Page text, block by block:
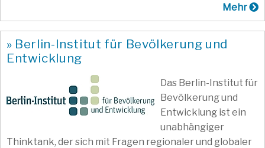
Mehr
» Berlin-Institut für Bevölkerung und
Entwicklung
Das Berlin-Institut für
Bevölkerung und
Entwicklung ist ein
unabhängiger
Thinktank, der sich mit Fragen regionaler und globaler